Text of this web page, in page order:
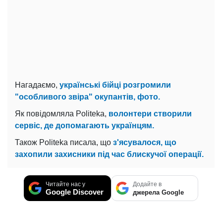
Нагадаємо, українські бійці розгромили
"особливого звіра" окупантів, фото.
Як повідомляла Politeka, волонтери створили
сервіс, де допомагають українцям.
Також Politeka писала, що з'ясувалося, що
захопили захисники під час блискучої операції.
Читайте нас у
Google Discover
Додайте в
джерела Google